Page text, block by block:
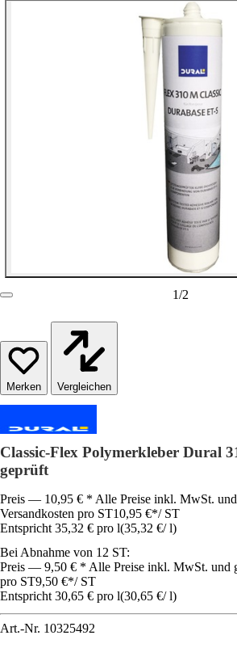
1/2
Vergleichen
Classic-Flex Polymerkleber Dural
geprüft
Preis — 10,95 € * Alle Preise inkl. MwSt.
Versandkosten pro ST10,95 €*/ ST
Entspricht 35,32 € pro l(35,32 €/ l)
Bei Abnahme von 12 ST:
Preis — 9,50 € * Alle Preise inkl. MwSt. und
pro ST9,50 €*/ ST
Entspricht 30,65 € pro l(30,65 €/ l)
Art.-Nr. 10325492